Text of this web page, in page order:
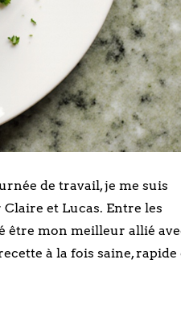
de travail, je me suis
et Lucas. Entre les
être mon meilleur allié
à la fois saine, rapide